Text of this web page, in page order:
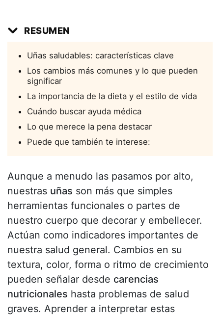
RESUMEN
Uñas saludables: características clave
Los cambios más comunes y lo que pueden
significar
La importancia de la dieta y el estilo de vida
Cuándo buscar ayuda médica
Lo que merece la pena destacar
Puede que también te interese:
Aunque a menudo las pasamos por alto,
nuestras uñas son más que simples
herramientas funcionales o partes de
nuestro cuerpo que decorar y embellecer.
Actúan como indicadores importantes de
nuestra salud general. Cambios en su
textura, color, forma o ritmo de crecimiento
pueden señalar desde carencias
nutricionales hasta problemas de salud
graves. Aprender a interpretar estas